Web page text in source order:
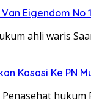
Eigendom No
ahli waris
Kasasi Ke PN
Penasehat